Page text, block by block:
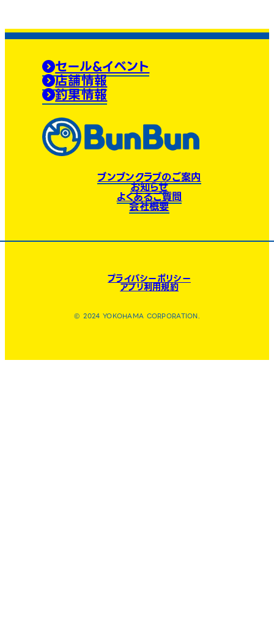
セール&イベント
店舗情報
釣果情報
ブンブンクラブのご案内
お知らせ
よくあるご質問
会社概要
プライバシーポリシー
アプリ利用規約
© 2024 YOKOHAMA CORPORATION.